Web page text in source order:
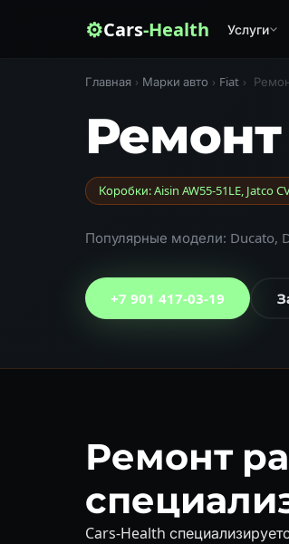
⚙Cars-Health Услуги
Главная › Марки авто › Fiat ›
Коробки: Aisin AW55-51LE, Jatco
Популярные модели: Ducato,
+7 901 417-03-19
Ремонт
Cars-Health